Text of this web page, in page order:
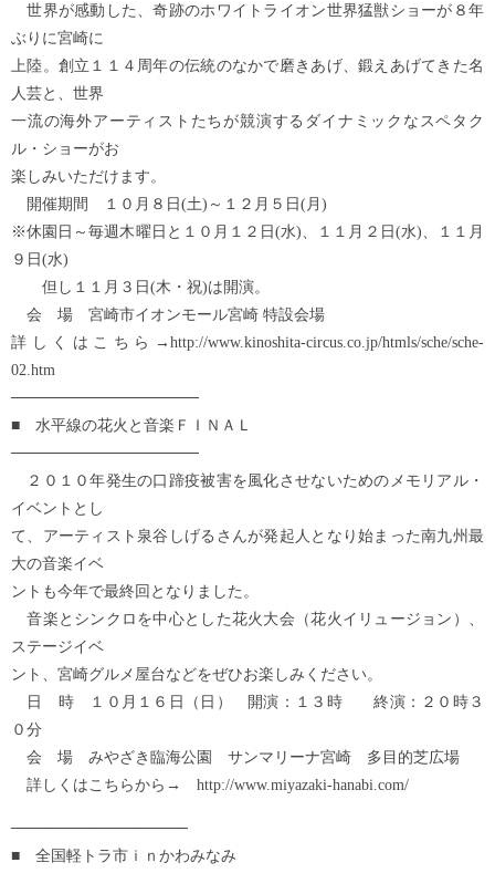
世界が感動した、奇跡のホワイトライオン世界猛獣ショーが８年
ぶりに宮崎に
上陸。創立１１４周年の伝統のなかで磨きあげ、鍛えあげてきた名
人芸と、世界
一流の海外アーティストたちが競演するダイナミックなスペタク
ル・ショーがお
楽しみいただけます。
開催期間 １０月８日(土)～１２月５日(月)
※休園日～毎週木曜日と１０月１２日(水)、１１月２日(水)、１１月
９日(水)
但し１１月３日(木・祝)は開演。
会 場 宮崎市イオンモール宮崎 特設会場
詳しくはこちら→http://www.kinoshita-circus.co.jp/htmls/sche/sche-
02.htm
─────────────────
■ 水平線の花火と音楽ＦＩＮＡＬ
─────────────────
２０１０年発生の口蹄疫被害を風化させないためのメモリアル・
イベントとし
て、アーティスト泉谷しげるさんが発起人となり始まった南九州最
大の音楽イベ
ントも今年で最終回となりました。
音楽とシンクロを中心とした花火大会（花火イリュージョン）、
ステージイベ
ント、宮崎グルメ屋台などをぜひお楽しみください。
日 時 １０月１６日（日） 開演：１３時 終演：２０時３
０分
会 場 みやざき臨海公園 サンマリーナ宮崎 多目的芝広場
詳しくはこちらから→ http://www.miyazaki-hanabi.com/
────────────────
■ 全国軽トラ市ｉｎかわみなみ